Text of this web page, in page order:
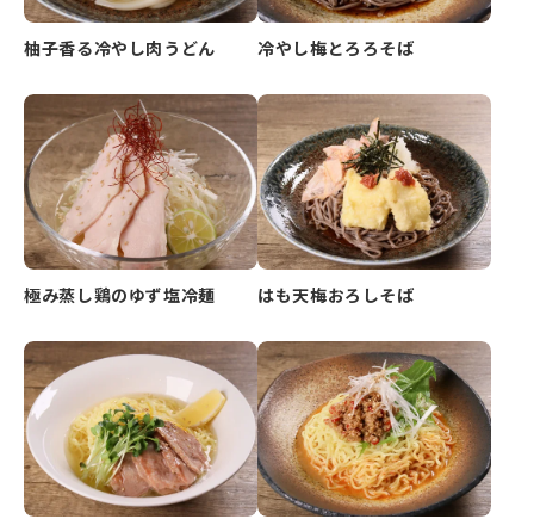
柚子香る冷やし肉うどん 冷やし梅とろろそば
極み蒸し鶏のゆず塩冷麺 はも天梅おろしそば